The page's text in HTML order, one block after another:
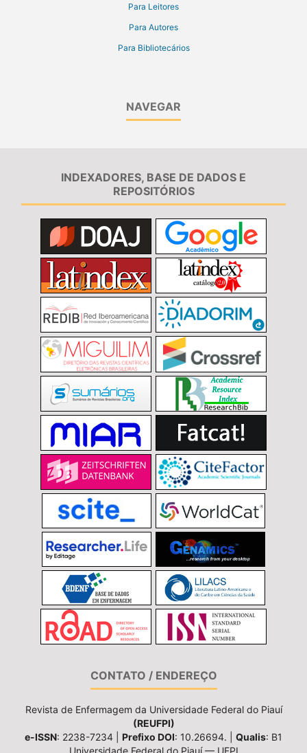
Para Leitores
Para Autores
Para Bibliotecários
NAVEGAR
INDEXADORES, BASE DE DADOS E
REPOSITÓRIOS
CONTATO / ENDEREÇO
Revista de Enfermagem da Universidade Federal do Piauí
(REUFPI)
e-ISSN: 2238-7234 | Prefixo DOI: 10.26694. | Qualis: B1
Universidade Federal do Piauí — UFPI